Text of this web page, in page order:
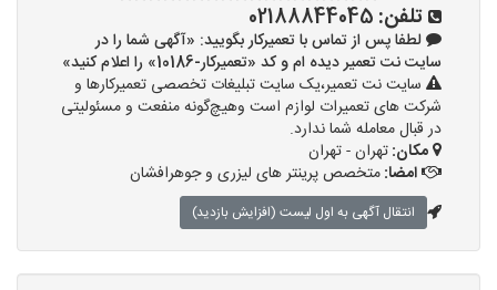
تلفن: 02188844045
لطفا پس از تماس با تعمیرکار بگویید: «آگهی شما را در
سایت نت تعمیر دیده ام و کد «تعمیرکار-10186» را اعلام کنید»
سایت نت تعمیر،یک سایت تبلیغات تخصصی تعمیرکارها و
شرکت های تعمیرات لوازم است وهیچ‌گونه منفعت و مسئولیتی
در قبال معامله شما ندارد.
مکان:تهران - تهران
امضا:متخصص پرینتر های لیزری و جوهرافشان
انتقال آگهی به اول لیست (افزایش بازدید)